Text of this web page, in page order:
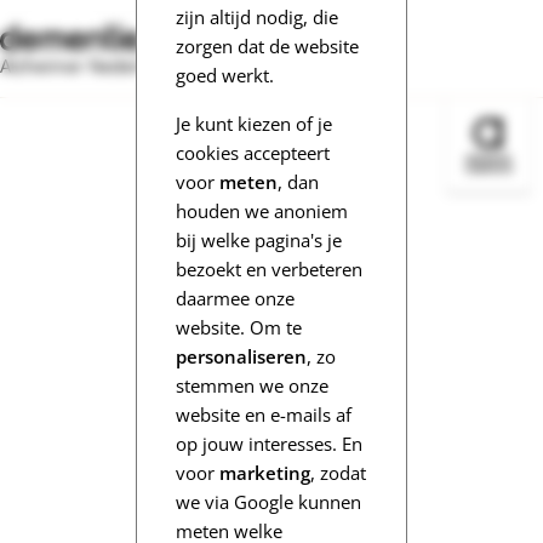
zijn altijd nodig, die
zorgen dat de website
goed werkt.
Je kunt kiezen of je
cookies accepteert
voor meten, dan
houden we anoniem
bij welke pagina's je
bezoekt en verbeteren
daarmee onze
website. Om te
personaliseren, zo
stemmen we onze
website en e-mails af
op jouw interesses. En
voor marketing, zodat
we via Google kunnen
meten welke
Alzheimer Nederland